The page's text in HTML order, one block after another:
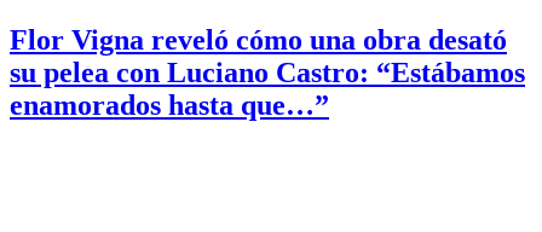
Flor Vigna reveló cómo una obra desató
su pelea con Luciano Castro: “Estábamos
enamorados hasta que…”